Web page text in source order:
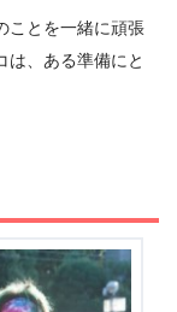
ことを一緒に頑張
は、ある準備にと